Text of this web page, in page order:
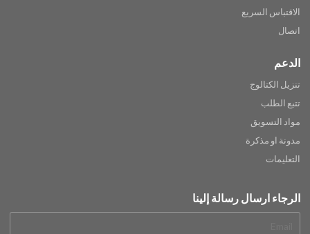
الاقتباس السريع
اتصال
الدعم
تنزيل الكتالوج
تتبع الطلب
مواد التسويق
مدونة او مذكرة
التعليمات
الرجاء ارسال رسالة إلينا